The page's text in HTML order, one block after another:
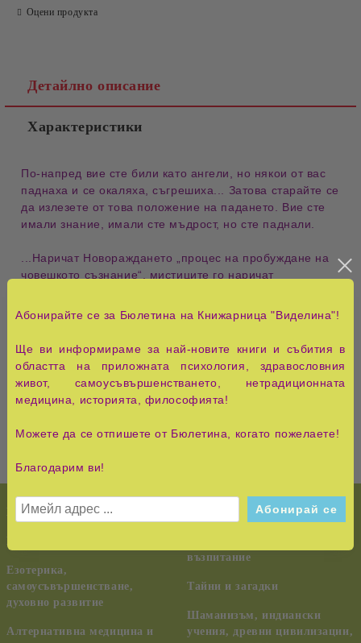
Оцени продукта
Детайлно описание
Характеристики
По-напред вие сте били като ангели, но някои от вас
паднаха и се окаляха, съгрешиха... Затова старайте се
да излезете от това положение на падането. Вие сте
имали знание, имали сте мъдрост, но сте паднали.
...Наричат Новораждането „процес на пробуждане на
човешкото съзнание“, мистиците го наричат
Божествената душа в човека“. Духът и Душата
посещават човека и си заминават, но ако останат за
дълго време в него, те обхващат напълно ума,
сърцето и волята му. Този процес наричаме
„Новораждане“. Тогава човек е... господар на своя
НОВО!
КУРС НА ЧУДЕСАТА
Езотерика,
самоусъвършенстване,
духовно развитие
Алтернативна медицина и
История и Съвременност
възпитание
Тайни и загадки
Шаманизъм, индиански
учения, древни цивилизации,
Абонирайте се за Бюлетина на Книжарница "Виделина"!
Ще ви информираме за най-новите книги и събития в
областта на приложната психология, здравословния
живот, самоусъвършенстването, нетрадиционната
медицина, историята, философията!
Можете да се отпишете от Бюлетина, когато пожелаете!
Благодарим ви!